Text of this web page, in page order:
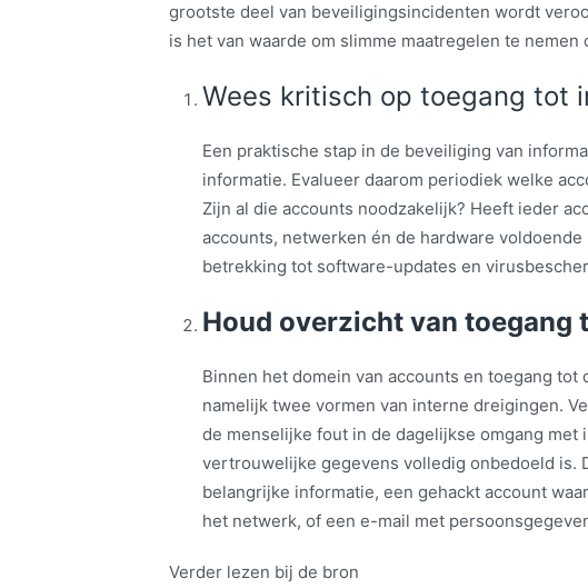
grootste deel van beveiligingsincidenten wordt
is het van waarde om slimme maatregelen te nemen
Wees kritisch op toegang tot
Een praktische stap in de beveiliging van
informatie. Evalueer daarom periodiek welke
Zijn al die accounts noodzakelijk? Heeft ieder
accounts, netwerken én de hardware
betrekking tot software-updates en
Houd overzicht van toegang
Binnen het domein van accounts en toegang
namelijk twee vormen van interne dreigingen.
de menselijke fout in de dagelijkse omgang
vertrouwelijke gegevens volledig onbedoeld is.
belangrijke informatie, een gehackt account
het netwerk, of een e-mail met
Verder lezen bij de bron